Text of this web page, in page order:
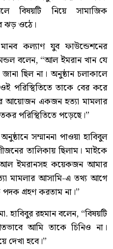
বিষয়টি নিয়ে সামাজিক
ঝড় ওঠে।
কল্যাণ যুব ফাউন্ডেশনের
বলেন, “আল ইমরান খান যে
ছিল না। অনুষ্ঠান চলাকালে
পরিস্থিতিতে তাকে বের করে
আয়োজন একজন হত্যা মামলার
পরিস্থিতিতে পড়েছে।”
সম্মাননা পাওয়া হাবিবুল
তালিকায় ছিলাম। মাইকে
ইমরানসহ কয়েকজন আমার
মামলার আসামি-এ তথ্য আগে
গ্রহণ করতাম না।”
হাবিবুর রহমান বলেন, “বিষয়টি
আমি তাকে চিনিও না।
দেখা হবে।”